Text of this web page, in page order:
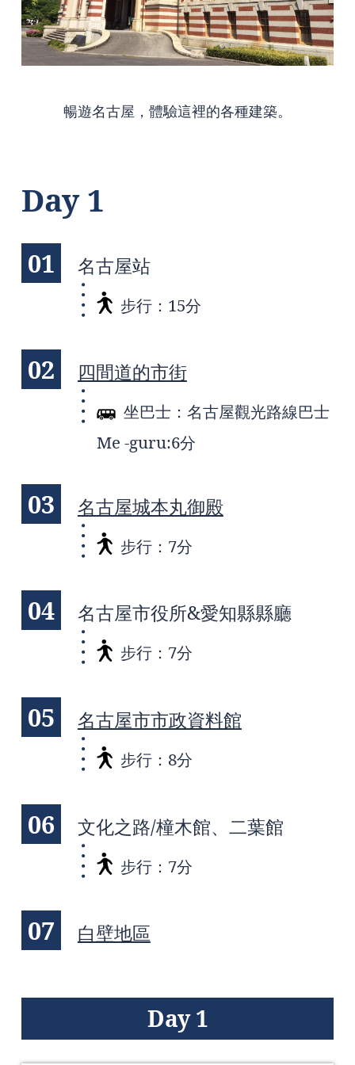
暢遊名古屋，體驗這裡的各種建築。
Day 1
01 名古屋站
步行：15分
02 四間道的市街
坐巴士：名古屋觀光路線巴士
Me -guru:6分
03 名古屋城本丸御殿
步行：7分
04 名古屋市役所&愛知縣縣廳
步行：7分
05 名古屋市市政資料館
步行：8分
06 文化之路/橦木館、二葉館
步行：7分
07 白壁地區
Day 1